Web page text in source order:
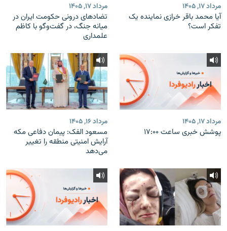
مرداد ۱۷, ۱۴۰۵
آیا محمد باقر خرازی نماینده یک
تفکر است؟
مرداد ۱۷, ۱۴۰۵
تضادهای درونی حکومت ایران در
میانه جنگ، در گفت‌‌وگو با کاظم
علمداری
مرداد ۱۷, ۱۴۰۵
پوشش خبری ساعت ۱۷:۰۰
مرداد ۱۶, ۱۴۰۵
مسعود الفک: پیمان دفاعی مکه
آرایش امنیتی منطقه را تغییر
می‌دهد